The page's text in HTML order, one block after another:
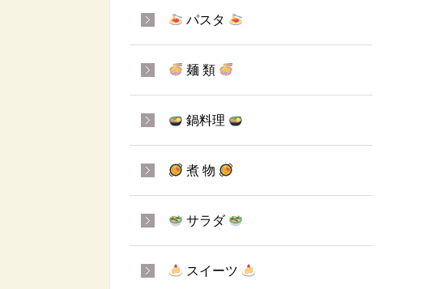
パスタ
麺 類
鍋料理
煮 物
サラダ
スイーツ